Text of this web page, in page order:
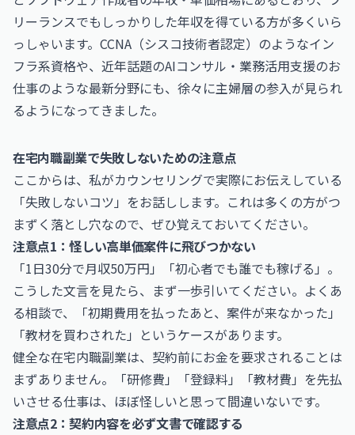
リーランスでもしっかりした年収を得ている方が多くいら
っしゃいます。 CCNA（シスコ技術者認定） のようなイン
フラ系資格や、近年話題のAIコンサル・業務活用支援のお
仕事のような最新分野にも、徐々に主婦層の参入が見られ
るようになってきました。
在宅内職副業で失敗しないための注意点
ここからは、私がカウンセリングで実際にお伝えしている
「失敗しないコツ」をお話しします。これは多くの方がつ
まずく落とし穴なので、ぜひ覚えておいてください。
注意点1：怪しい高単価案件に飛びつかない
「1日30分で月収50万円」「初心者でも誰でも稼げる」。
こうした文言を見たら、まず一歩引いてください。よくあ
る相談で、「初期費用を払ったあと、案件が来なかった」
「教材を買わされた」というケースがあります。
健全な在宅内職副業は、契約前にお金を要求されることは
まずありません。「研修費」「登録料」「教材費」を先払
いさせる仕事は、ほぼ怪しいと思って間違いないです。
注意点2：契約内容を必ず文書で確認する